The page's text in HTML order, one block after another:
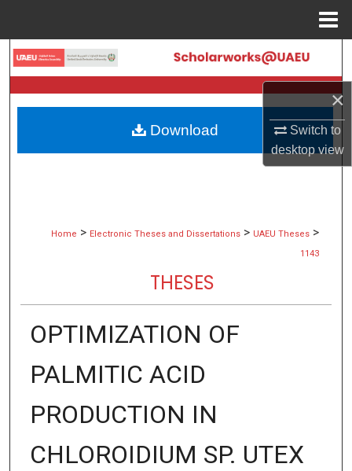
×
Switch to
desktopview
Search
Browse Collections
My Account
Home > Electronic Theses and Dissertations > UAEU Theses >
1143
THESES
OPTIMIZATION OF
PALMITIC ACID
PRODUCTION IN
CHLOROIDIUM SP. UTEX
Download